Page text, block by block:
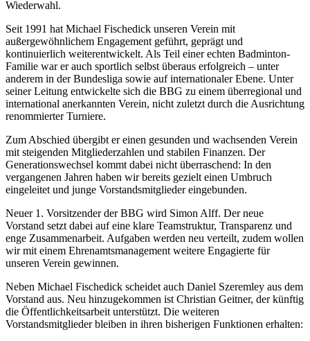
Wiederwahl.
Seit 1991 hat Michael Fischedick unseren Verein mit
außergewöhnlichem Engagement geführt, geprägt und
kontinuierlich weiterentwickelt. Als Teil einer echten Badminton-
Familie war er auch sportlich selbst überaus erfolgreich – unter
anderem in der Bundesliga sowie auf internationaler Ebene. Unter
seiner Leitung entwickelte sich die BBG zu einem überregional und
international anerkannten Verein, nicht zuletzt durch die Ausrichtung
renommierter Turniere.
Zum Abschied übergibt er einen gesunden und wachsenden Verein
mit steigenden Mitgliederzahlen und stabilen Finanzen. Der
Generationswechsel kommt dabei nicht überraschend: In den
vergangenen Jahren haben wir bereits gezielt einen Umbruch
eingeleitet und junge Vorstandsmitglieder eingebunden.
Neuer 1. Vorsitzender der BBG wird Simon Alff. Der neue
Vorstand setzt dabei auf eine klare Teamstruktur, Transparenz und
enge Zusammenarbeit. Aufgaben werden neu verteilt, zudem wollen
wir mit einem Ehrenamtsmanagement weitere Engagierte für
unseren Verein gewinnen.
Neben Michael Fischedick scheidet auch Daniel Szeremley aus dem
Vorstand aus. Neu hinzugekommen ist Christian Geitner, der künftig
die Öffentlichkeitsarbeit unterstützt. Die weiteren
Vorstandsmitglieder bleiben in ihren bisherigen Funktionen erhalten: